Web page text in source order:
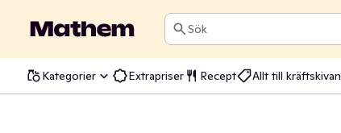
Sök
Kategorier Extrapriser Recept Allt till kräftskivan